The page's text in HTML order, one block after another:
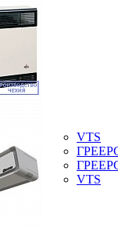
VTS
VTS